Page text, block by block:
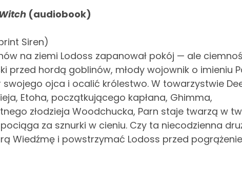
(audiobook)
Siren)
na ziemi Lodoss zapanował pokój — ale
przed hordą goblinów, młody wojownik o imieniu
ojca i ocalić królestwo. W towarzystwie
Etoha, początkującego kapłana, Ghimma,
złodzieja Woodchucka, Parn staje twarzą w
za sznurki w cieniu. Czy ta niecodzienna
Wiedźmę i powstrzymać Lodoss przed